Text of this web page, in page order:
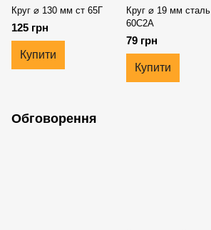
Круг ⌀ 130 мм ст 65Г
125 грн
Купити
Круг ⌀ 19 мм сталь
60С2А
79 грн
Купити
Обговорення